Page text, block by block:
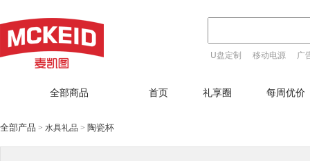
U盘定制 移动电源
广
全部商品 首页 礼享圈 每周优价
全部产品 > 水具礼品 > 陶瓷杯